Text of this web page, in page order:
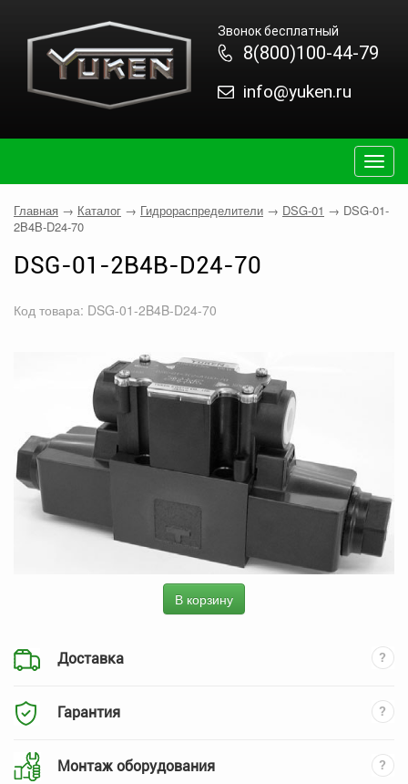
Звонок бесплатный
8(800)100-44-79
info@yuken.ru
Главная → Каталог → Гидрораспределители → DSG-01 → DSG-01-
2B4B-D24-70
DSG-01-2B4B-D24-70
Код товара: DSG-01-2B4B-D24-70
В корзину
Доставка
Гарантия
Монтаж оборудования